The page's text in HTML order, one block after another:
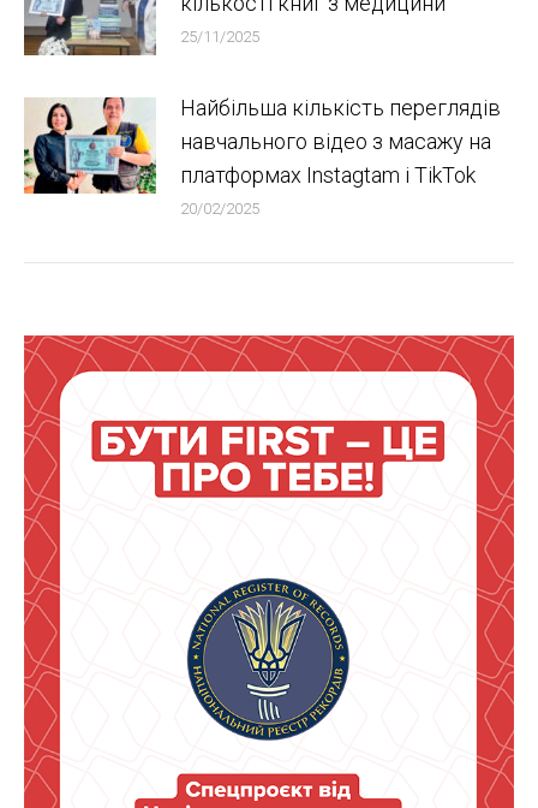
25/11/2025
Найбільша кількість переглядів
навчального відео з масажу на
платформах Instagtam i TikTok
20/02/2025